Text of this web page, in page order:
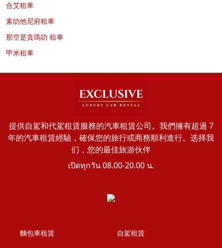
合艾租車
素叻他尼府租車
那空是貪瑪叻 租車
甲米租車
提供自駕和代駕租賃服務的汽車租賃公司。我們擁有超過 7
年的汽車租賃經驗，確保您的旅行或商務順利進行。选择我
们，您的最佳旅游伙伴
เปิดทุกวัน 08.00-20.00 น.
麵包車租賃 自駕租賃